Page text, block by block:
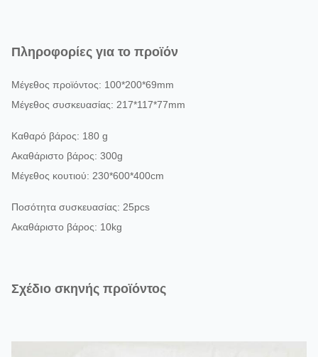
Πληροφορίες για το προϊόν
Μέγεθος προϊόντος: 100*200*69mm
Μέγεθος συσκευασίας: 217*117*77mm
Καθαρό βάρος: 180 g
Ακαθάριστο βάρος: 300g
Μέγεθος κουτιού: 230*600*400cm
Ποσότητα συσκευασίας: 25pcs
Ακαθάριστο βάρος: 10kg
Σχέδιο σκηνής προϊόντος